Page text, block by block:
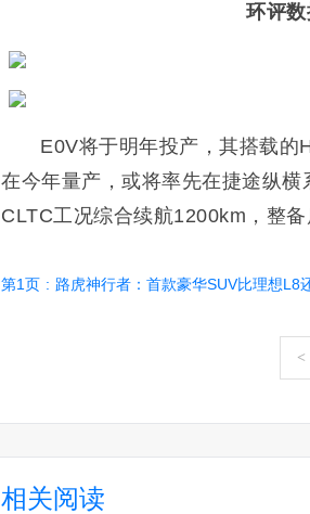
环评
E0V将于明年投产，其搭载
在今年量产，或将率先在捷途纵横
CLTC工况综合续航1200km，整
第1页 : 路虎神行者：首款豪华SUV比理想L8还大！用
<
相关阅读